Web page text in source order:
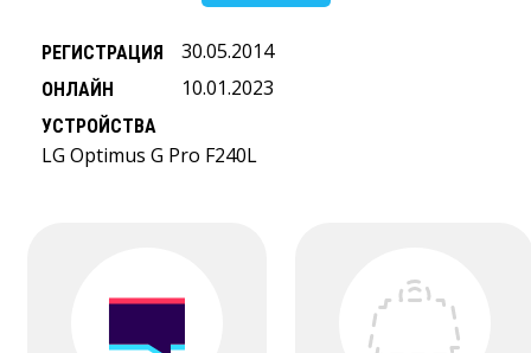
РЕГИСТРАЦИЯ 30.05.2014
ОНЛАЙН 10.01.2023
УСТРОЙСТВА
LG Optimus G Pro F240L